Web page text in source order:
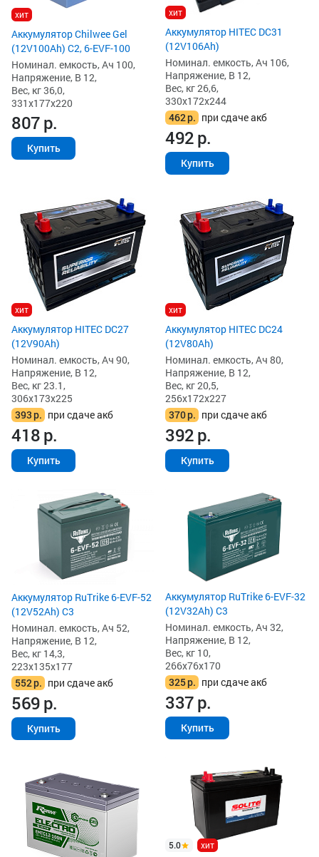
хит
Аккумулятор Chilwee Gel
(12V100Ah) C2, 6-EVF-100
Номинал. емкость, Ач 100,
Напряжение, В 12,
Вес, кг 36,0,
331x177x220
807р.
Купить
хит
Аккумулятор HITEC DC31
(12V106Ah)
Номинал. емкость, Ач 106,
Напряжение, В 12,
Вес, кг 26,6,
330x172x244
462р. при сдаче акб
492р.
Купить
хит
Аккумулятор HITEC DC27
(12V90Ah)
Номинал. емкость, Ач 90,
Напряжение, В 12,
Вес, кг 23.1,
306x173x225
393р. при сдаче акб
418р.
Купить
хит
Аккумулятор HITEC DC24
(12V80Ah)
Номинал. емкость, Ач 80,
Напряжение, В 12,
Вес, кг 20,5,
256x172x227
370р. при сдаче акб
392р.
Купить
Аккумулятор RuTrike 6-EVF-52
(12V52Ah) C3
Номинал. емкость, Ач 52,
Напряжение, В 12,
Вес, кг 14,3,
223x135x177
552р. при сдаче акб
569р.
Купить
Аккумулятор RuTrike 6-EVF-32
(12V32Ah) C3
Номинал. емкость, Ач 32,
Напряжение, В 12,
Вес, кг 10,
266x76x170
325р. при сдаче акб
337р.
Купить
5.0 хит